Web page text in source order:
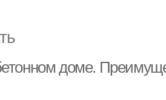
доме.